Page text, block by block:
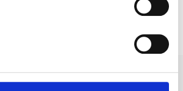
also bought